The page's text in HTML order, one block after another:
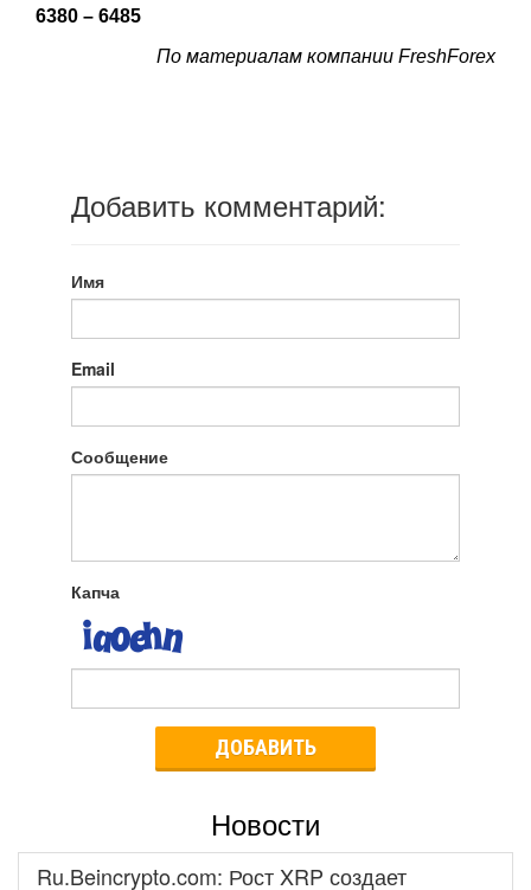
6380 – 6485
По материалам компании FreshForex
Добавить комментарий:
Имя
Email
Сообщение
Капча
ДОБАВИТЬ
Новости
Ru.Beincrypto.com: Рост XRP создает